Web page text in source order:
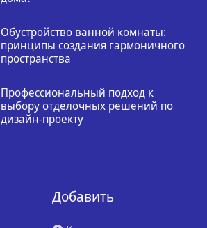
Обустройство ванной комнаты:
принципы создания гармоничного
пространства
Профессиональный подход к
выбору отделочных решений по
дизайн-проекту
Добавить